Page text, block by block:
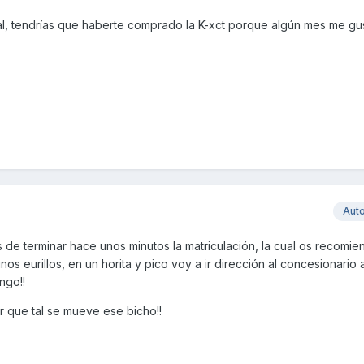
tendrías que haberte comprado la K-xct porque algún mes me
terminar hace unos minutos la matriculación, la cual os
eurillos, en un horita y pico voy a ir dirección al concesionario
que tal se mueve ese bicho!!